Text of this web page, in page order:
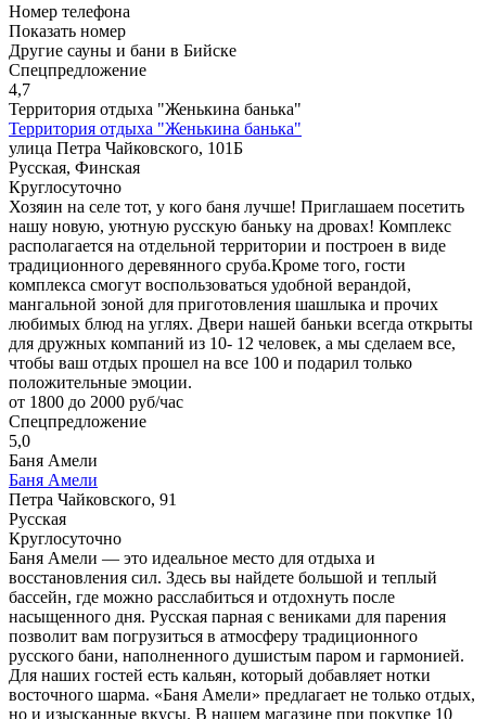
Номер телефона
Показать номер
Другие сауны и бани в Бийске
Спецпредложение
4,7
Территория отдыха "Женькина банька"
Территория отдыха "Женькина банька"
улица Петра Чайковского, 101Б
Русская, Финская
Круглосуточно
Хозяин на селе тот, у кого баня лучше! Приглашаем посетить
нашу новую, уютную русскую баньку на дровах! Комплекс
располагается на отдельной территории и построен в виде
традиционного деревянного сруба.Кроме того, гости
комплекса смогут воспользоваться удобной верандой,
мангальной зоной для приготовления шашлыка и прочих
любимых блюд на углях. Двери нашей баньки всегда открыты
для дружных компаний из 10- 12 человек, а мы сделаем все,
чтобы ваш отдых прошел на все 100 и подарил только
положительные эмоции.
от 1800 до 2000 руб/час
Спецпредложение
5,0
Баня Амели
Баня Амели
Петра Чайковского, 91
Русская
Круглосуточно
Баня Амели — это идеальное место для отдыха и
восстановления сил. Здесь вы найдете большой и теплый
бассейн, где можно расслабиться и отдохнуть после
насыщенного дня. Русская парная с вениками для парения
позволит вам погрузиться в атмосферу традиционного
русского бани, наполненного душистым паром и гармонией.
Для наших гостей есть кальян, который добавляет нотки
восточного шарма. «Баня Амели» предлагает не только отдых,
но и изысканные вкусы. В нашем магазине при покупке 10